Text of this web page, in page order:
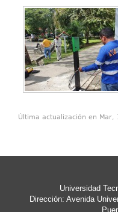
Última actualización en Mar,
Universidad
Dirección: Avenida